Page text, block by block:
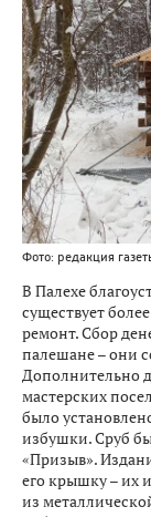
Фото: редакция
В Палехе
существует
ремонт. Сбор
палешане – они
Дополнительно
мастерских
было
избушки. Сруб
«Призыв».
его крышку – их
из